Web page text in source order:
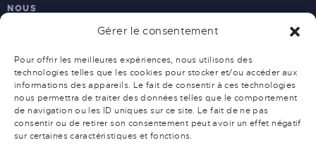
Gérer le consentement
Pour offrir les meilleures expériences, nous utilisons des
technologies telles que les cookies pour stocker et/ou accéder aux
informations des appareils. Le fait de consentir à ces technologies
nous permettra de traiter des données telles que le comportement
de navigation ou les ID uniques sur ce site. Le fait de ne pas
consentir ou de retirer son consentement peut avoir un effet négatif
sur certaines caractéristiques et fonctions.
NOUS
PRESSE
PARTENAIRES
BOAZ CONCEPT